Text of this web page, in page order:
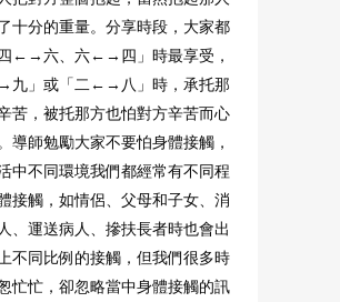
十分的重量。分享時段，大家都
←→六、六←→四」時最享受，
九」或「二←→八」時，承托那
苦，被托那方也怕對方辛苦而心
導師勉勵大家不要怕身體接觸，
中不同環境我們都經常有不同程
接觸，如情侶、父母和子女、消
、運送病人、摻扶長者時也會出
不同比例的接觸，但我們很多時
忙忙，卻忽略當中身體接觸的訊